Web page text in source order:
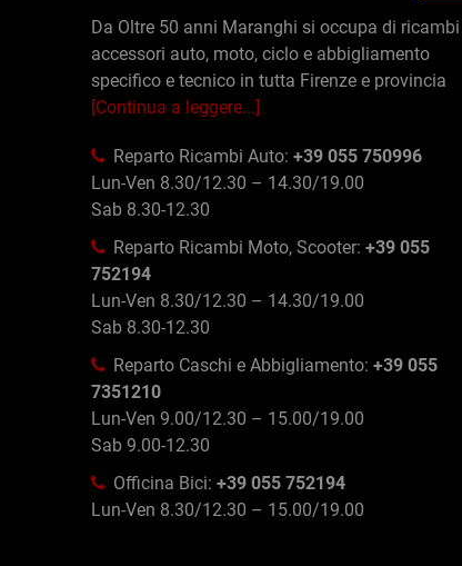
Da Oltre 50 anni Maranghi si occupa di ricambi
accessori auto, moto, ciclo e abbigliamento
specifico e tecnico in tutta Firenze e provincia
[Continua a leggere...]
Reparto Ricambi Auto: +39 055 750996
Lun-Ven 8.30/12.30 – 14.30/19.00
Sab 8.30-12.30
Reparto Ricambi Moto, Scooter: +39 055
752194
Lun-Ven 8.30/12.30 – 14.30/19.00
Sab 8.30-12.30
Reparto Caschi e Abbigliamento: +39 055
7351210
Lun-Ven 9.00/12.30 – 15.00/19.00
Sab 9.00-12.30
Officina Bici: +39 055 752194
Lun-Ven 8.30/12.30 – 15.00/19.00